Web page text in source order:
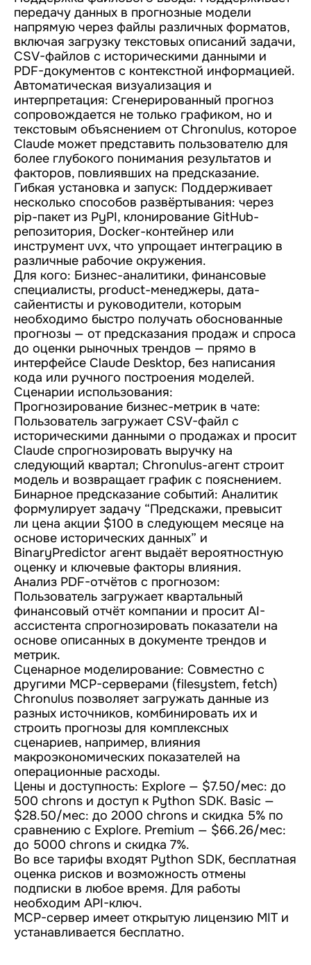
передачу данных в прогнозные модели
напрямую через файлы различных форматов,
включая загрузку текстовых описаний задачи,
CSV-файлов с историческими данными и
PDF-документов с контекстной информацией.
Автоматическая визуализация и
интерпретация: Сгенерированный прогноз
сопровождается не только графиком, но и
текстовым объяснением от Chronulus, которое
Claude может представить пользователю для
более глубокого понимания результатов и
факторов, повлиявших на предсказание.
Гибкая установка и запуск: Поддерживает
несколько способов развёртывания: через
pip-пакет из PyPI, клонирование GitHub-
репозитория, Docker-контейнер или
инструмент uvx, что упрощает интеграцию в
различные рабочие окружения.
Для кого: Бизнес-аналитики, финансовые
специалисты, product-менеджеры, дата-
сайентисты и руководители, которым
необходимо быстро получать обоснованные
прогнозы — от предсказания продаж и спроса
до оценки рыночных трендов — прямо в
интерфейсе Claude Desktop, без написания
кода или ручного построения моделей.
Сценарии использования:
Прогнозирование бизнес-метрик в чате:
Пользователь загружает CSV-файл с
историческими данными о продажах и просит
Claude спрогнозировать выручку на
следующий квартал; Chronulus-агент строит
модель и возвращает график с пояснением.
Бинарное предсказание событий: Аналитик
формулирует задачу “Предскажи, превысит
ли цена акции $100 в следующем месяце на
основе исторических данных” и
BinaryPredictor агент выдаёт вероятностную
оценку и ключевые факторы влияния.
Анализ PDF-отчётов с прогнозом:
Пользователь загружает квартальный
финансовый отчёт компании и просит AI-
ассистента спрогнозировать показатели на
основе описанных в документе трендов и
метрик.
Сценарное моделирование: Совместно с
другими MCP-серверами (filesystem, fetch)
Chronulus позволяет загружать данные из
разных источников, комбинировать их и
строить прогнозы для комплексных
сценариев, например, влияния
макроэкономических показателей на
операционные расходы.
Цены и доступность: Explore — $7.50/мес: до
500 chrons и доступ к Python SDK. Basic —
$28.50/мес: до 2000 chrons и скидка 5% по
сравнению с Explore. Premium — $66.26/мес:
до 5000 chrons и скидка 7%.
Во все тарифы входят Python SDK, бесплатная
оценка рисков и возможность отмены
подписки в любое время. Для работы
необходим API-ключ.
MCP-сервер имеет открытую лицензию MIT и
устанавливается бесплатно.